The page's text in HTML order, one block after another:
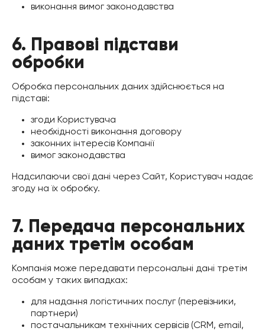
виконання вимог законодавства
6. Правові підстави
обробки
Обробка персональних даних здійснюється на
підставі:
згоди Користувача
необхідності виконання договору
законних інтересів Компанії
вимог законодавства
Надсилаючи свої дані через Сайт, Користувач надає
згоду на їх обробку.
7. Передача персональних
даних третім особам
Компанія може передавати персональні дані третім
особам у таких випадках:
для надання логістичних послуг (перевізники,
партнери)
постачальникам технічних сервісів (CRM, email,